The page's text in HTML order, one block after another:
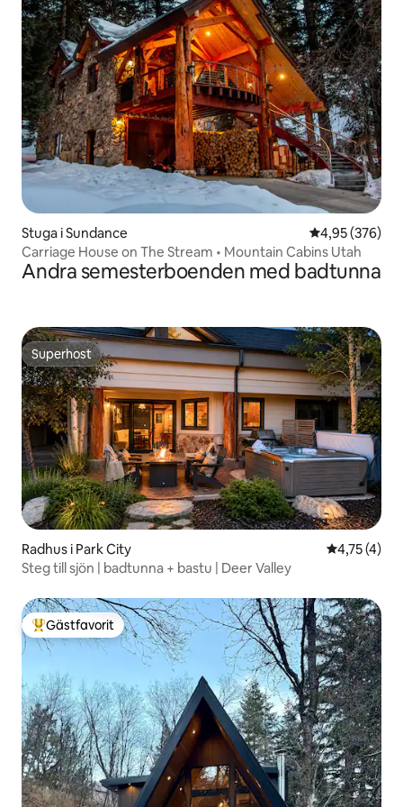
Stuga i Sundance 4,95 av 5 i
4,95 (376)
Carriage House on The Stream • Mountain Cabins Utah
Andra semesterboenden med badtunna
Superhost
Superhost
Radhus i Park City 4,75 av 5 i
4,75 (4)
Steg till sjön | badtunna + bastu | Deer Valley
Populär gästfavorit
Gästfavorit